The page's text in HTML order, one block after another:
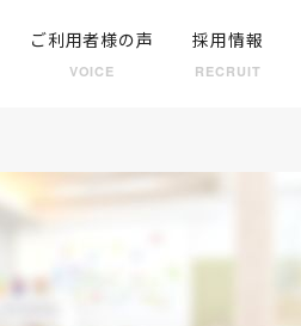
ご利用者様の声
VOICE
採用情報
RECRUIT